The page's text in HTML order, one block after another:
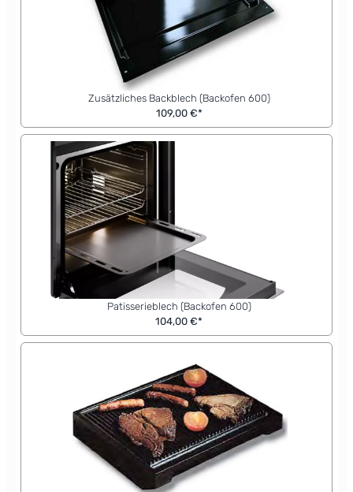
Zusätzliches Backblech (Backofen 600)
109,00 €*
Patisserieblech (Backofen 600)
104,00 €*